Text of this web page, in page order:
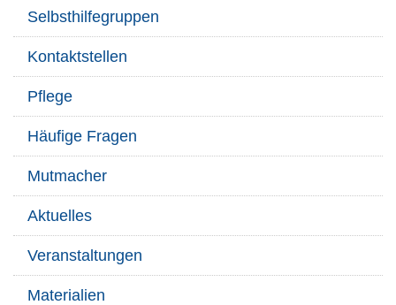
Selbsthilfegruppen
Kontaktstellen
Pflege
Häufige Fragen
Mutmacher
Aktuelles
Veranstaltungen
Materialien